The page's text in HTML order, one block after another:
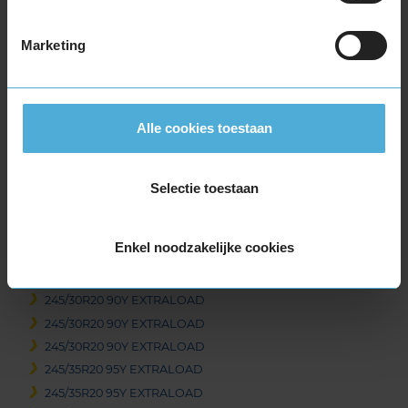
Marketing
Alle cookies toestaan
Selectie toestaan
Enkel noodzakelijke cookies
285/35R19 103Y EXTRALOAD
295/30R19 100Y EXTRALOAD
305/30R19 102Y EXTRALOAD
305/30R19 102Y EXTRALOAD
305/30R19 102Y EXTRALOAD
20-inch banden
245/30R20 90Y EXTRALOAD
245/30R20 90Y EXTRALOAD
245/30R20 90Y EXTRALOAD
245/35R20 95Y EXTRALOAD
245/35R20 95Y EXTRALOAD